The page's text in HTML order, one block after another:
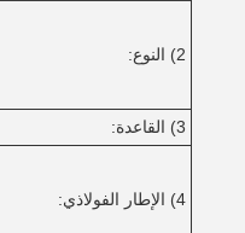
2) النوع:
3) القاعدة:
4) الإطار الفولاذي: